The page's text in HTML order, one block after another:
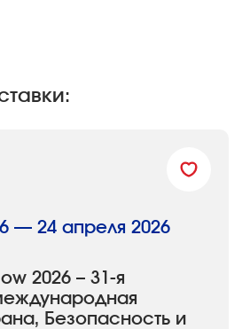
2026 – 31-я
Безопасность и
— 24 апреля 2026